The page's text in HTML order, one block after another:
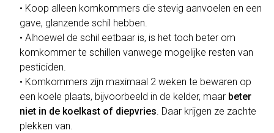
• Koop alleen komkommers die stevig aanvoelen en een
gave, glanzende schil hebben.
• Alhoewel de schil eetbaar is, is het toch beter om
komkommer te schillen vanwege mogelijke resten van
pesticiden.
• Komkommers zijn maximaal 2 weken te bewaren op
een koele plaats, bijvoorbeeld in de kelder, maar beter
niet in de koelkast of diepvries. Daar krijgen ze zachte
plekken van.